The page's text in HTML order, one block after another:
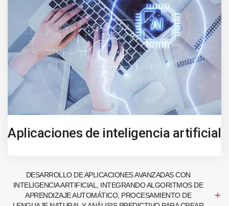
Aplicaciones de inteligencia artificial
DESARROLLO DE APLICACIONES AVANZADAS CON
INTELIGENCIA ARTIFICIAL, INTEGRANDO ALGORITMOS DE
APRENDIZAJE AUTOMÁTICO, PROCESAMIENTO DE